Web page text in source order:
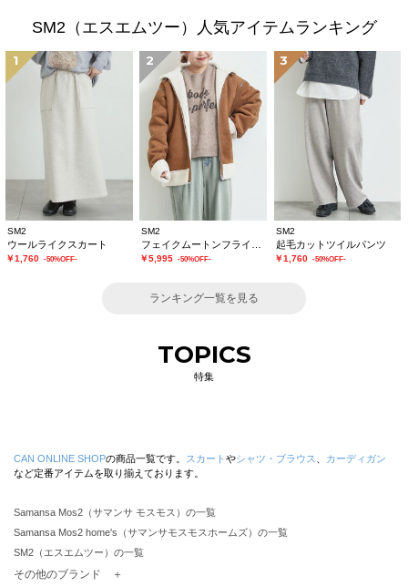
SM2（エスエムツー）人気アイテムランキング
1
SM2
ウールライクスカート
￥1,760 -50%OFF-
2
SM2
￥5,995 -50%OFF-
3
SM2
起毛カットツイルパンツ
￥1,760 -50%OFF-
ランキング一覧を見る
TOPICS
特集
CAN ONLINE SHOPの商品一覧です。 スカート やシャツ・ブラウス
カーディガン
など定番アイテムを取り揃えております。
Samansa Mos2（サマンサ モスモス）の一覧
Samansa Mos2 home's（サマンサモスモスホームズ）の一覧
SM2（エスエムツー）の一覧
TSUHARU by Samansa Mos2（ツハルバイサマンサモスモス）の一覧
その他のブランド ＋